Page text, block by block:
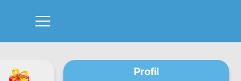
Profil